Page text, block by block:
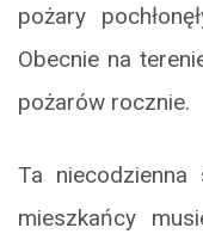
pożary
Obecnie na
pożarów rocznie.
Ta niecodzienna
mieszkańcy